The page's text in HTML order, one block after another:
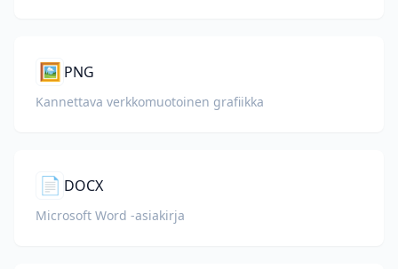
🖼️ PNG
Kannettava verkkomuotoinen grafiikka
📄 DOCX
Microsoft Word -asiakirja